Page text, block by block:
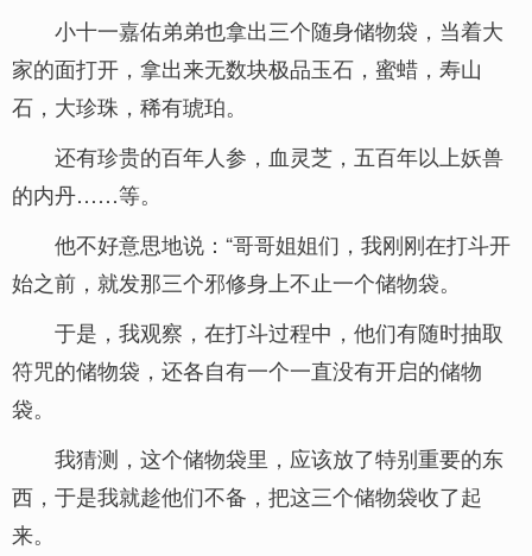
小十一嘉佑弟弟也拿出三个随身储物袋，当着大
家的面打开，拿出来无数块极品玉石，蜜蜡，寿山
石，大珍珠，稀有琥珀。
还有珍贵的百年人参，血灵芝，五百年以上妖兽
的内丹……等。
他不好意思地说：“哥哥姐姐们，我刚刚在打斗开
始之前，就发那三个邪修身上不止一个储物袋。
于是，我观察，在打斗过程中，他们有随时抽取
符咒的储物袋，还各自有一个一直没有开启的储物
袋。
我猜测，这个储物袋里，应该放了特别重要的东
西，于是我就趁他们不备，把这三个储物袋收了起
来。